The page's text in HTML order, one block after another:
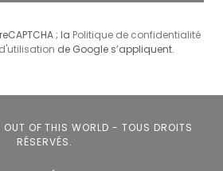
; la Politique de confidentialité
de Google s’appliquent.
OF THIS WORLD - TOUS DROITS
RÉSERVÉS.